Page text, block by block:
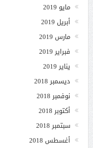
مايو 2019
أبريل 2019
مارس 2019
فبراير 2019
يناير 2019
ديسمبر 2018
نوفمبر 2018
أكتوبر 2018
سبتمبر 2018
أغسطس 2018